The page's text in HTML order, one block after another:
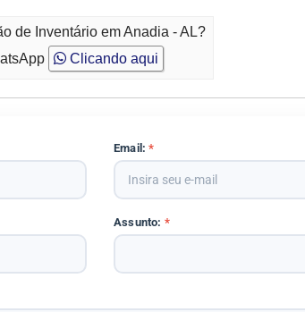
de Inventário em Anadia - AL?
Clicando aqui
Email:*
Assunto: *